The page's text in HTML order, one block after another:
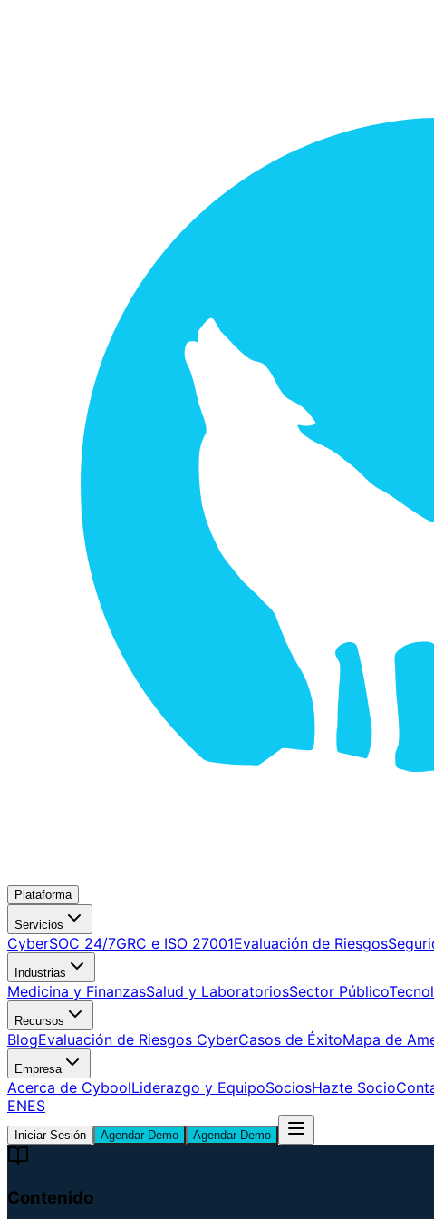
Plataforma
Servicios
CyberSOC 24/7GRC e ISO 27001Evaluación de Riesgos
Industrias
Medicina y FinanzasSalud y LaboratoriosSector Público
Recursos
BlogEvaluación de Riesgos CyberCasos de ÉxitoMapa de
Empresa
Acerca de CyboolLiderazgo y EquipoSociosHazte Socio
ENES
Iniciar Sesión Agendar Demo Agendar Demo
Contenido